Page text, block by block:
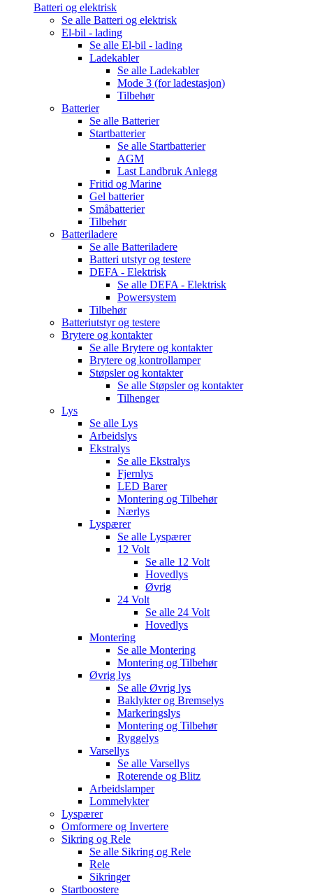
Batteri og elektrisk
Se alle Batteri og elektrisk
El-bil - lading
Se alle El-bil - lading
Ladekabler
Se alle Ladekabler
Mode 3 (for ladestasjon)
Tilbehør
Batterier
Se alle Batterier
Startbatterier
Se alle Startbatterier
AGM
Last Landbruk Anlegg
Fritid og Marine
Gel batterier
Småbatterier
Tilbehør
Batteriladere
Se alle Batteriladere
Batteri utstyr og testere
DEFA - Elektrisk
Se alle DEFA - Elektrisk
Powersystem
Tilbehør
Batteriutstyr og testere
Brytere og kontakter
Se alle Brytere og kontakter
Brytere og kontrollamper
Støpsler og kontakter
Se alle Støpsler og kontakter
Tilhenger
Lys
Se alle Lys
Arbeidslys
Ekstralys
Se alle Ekstralys
Fjernlys
LED Barer
Montering og Tilbehør
Nærlys
Lyspærer
Se alle Lyspærer
12 Volt
Se alle 12 Volt
Hovedlys
Øvrig
24 Volt
Se alle 24 Volt
Hovedlys
Montering
Se alle Montering
Montering og Tilbehør
Øvrig lys
Se alle Øvrig lys
Baklykter og Bremselys
Markeringslys
Montering og Tilbehør
Ryggelys
Varsellys
Se alle Varsellys
Roterende og Blitz
Arbeidslamper
Lommelykter
Lyspærer
Omformere og Invertere
Sikring og Rele
Se alle Sikring og Rele
Rele
Sikringer
Startboostere